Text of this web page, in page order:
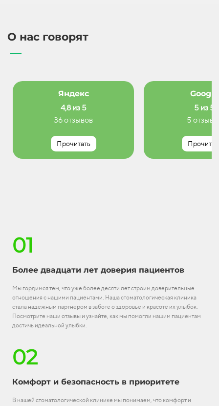
О нас говорят
Яндекс
4,8 из 5
36 отзывов
Прочитать
Google
5 из 5
5
01
Более двадцати лет доверия пациентов
Мы гордимся тем, что уже более десяти лет строим доверительные
отношения с нашими пациентами. Наша стоматологическая клиника
стала надежным партнером в заботе о здоровье и красоте их улыбок.
Посмотрите наши отзывы и узнайте, как мы помогли нашим пациентам
достичь идеальной улыбки.
02
Комфорт и безопасность в приоритете
В нашей стоматологической клинике мы понимаем, что комфорт и